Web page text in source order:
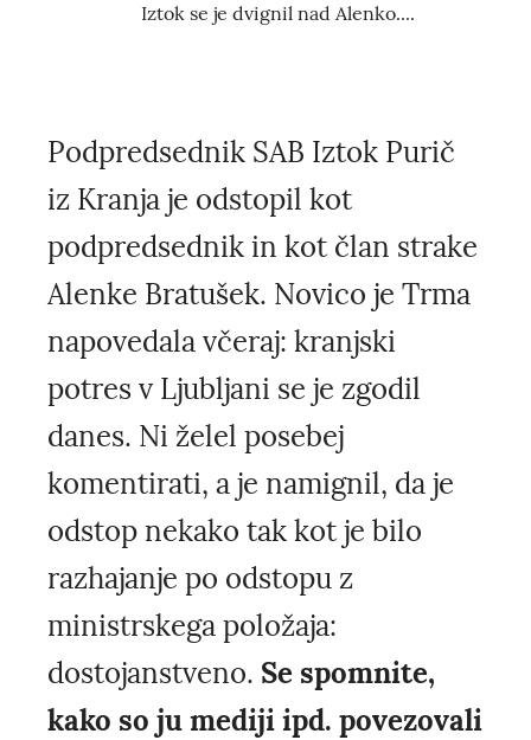
Iztok se je dvignil nad Alenko....
Podpredsednik SAB Iztok Purič
iz Kranja je odstopil kot
podpredsednik in kot član strake
Alenke Bratušek. Novico je Trma
napovedala včeraj: kranjski
potres v Ljubljani se je zgodil
danes. Ni želel posebej
komentirati, a je namignil, da je
odstop nekako tak kot je bilo
razhajanje po odstopu z
ministrskega položaja:
dostojanstveno. Se spomnite,
kako so ju mediji ipd. povezovali